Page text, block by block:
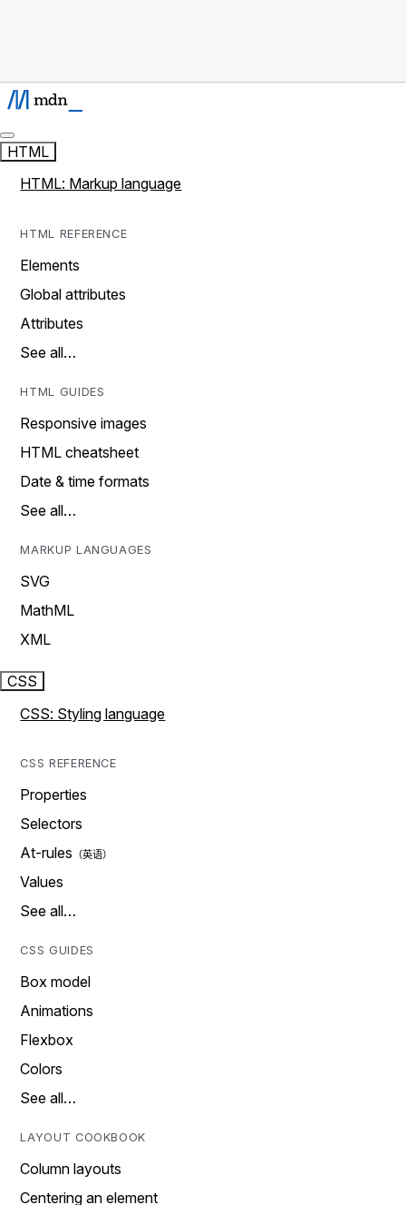
HTML
HTML: Markup language
HTML REFERENCE
Elements
Global attributes
Attributes
See all…
HTML GUIDES
Responsive images
HTML cheatsheet
Date & time formats
See all…
MARKUP LANGUAGES
SVG
MathML
XML
CSS
CSS: Styling language
CSS REFERENCE
Properties
Selectors
At-rules
Values
See all…
CSS GUIDES
Box model
Animations
Flexbox
Colors
See all…
LAYOUT COOKBOOK
Column layouts
Centering an element